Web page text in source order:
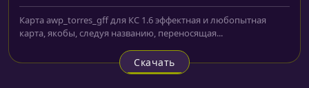
Карта awp_torres_gff для КС 1.6 эффектная и любопытная
карта, якобы, следуя названию, переносящая...
Скачать